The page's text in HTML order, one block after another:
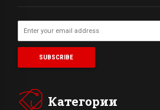
Категории